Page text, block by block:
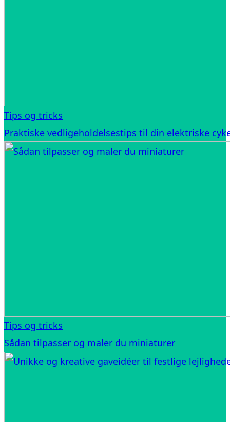
Tips og tricks
Praktiske vedligeholdelsestips til din elektriske
Tips og tricks
Sådan tilpasser og maler du miniaturer